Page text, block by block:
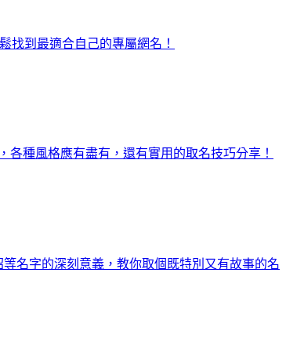
找到最適合自己的專屬網名！
種風格應有盡有，還有實用的取名技巧分享！
名字的深刻意義，教你取個既特別又有故事的名